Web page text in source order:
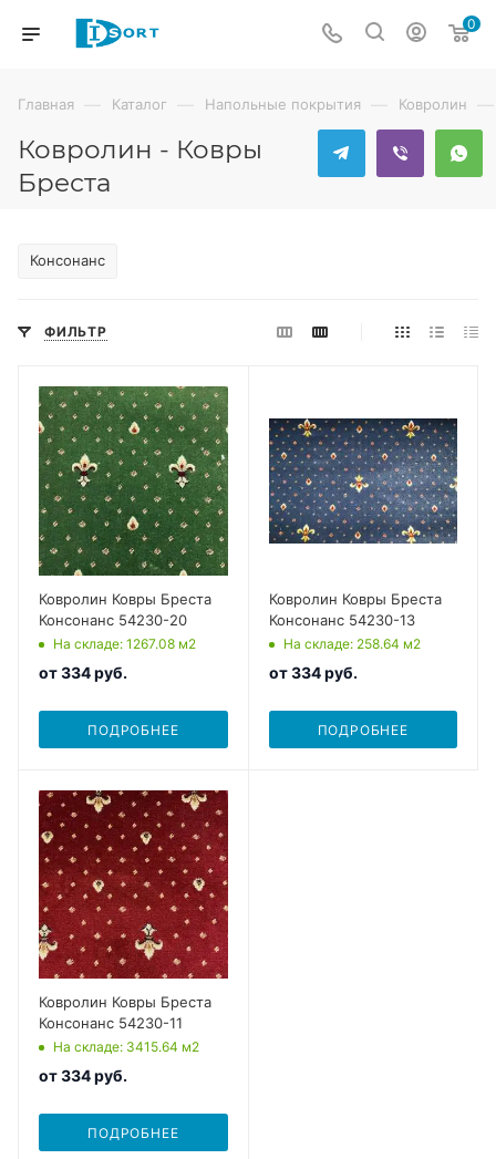
0
Главная — Каталог — Напольные покрытия — Ковролин —
Ковролин - Ковры
Бреста
Консонанс
ФИЛЬТР
Ковролин Ковры Бреста
Консонанс 54230-20
На складе: 1267.08 м2
от334 руб.
ПОДРОБНЕЕ
Ковролин Ковры Бреста
Консонанс 54230-13
На складе: 258.64 м2
от334 руб.
ПОДРОБНЕЕ
Ковролин Ковры Бреста
Консонанс 54230-11
На складе: 3415.64 м2
от334 руб.
ПОДРОБНЕЕ